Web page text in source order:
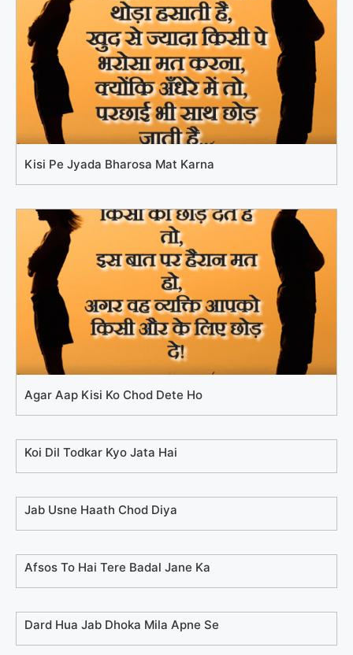
Kisi Pe Jyada Bharosa Mat Karna
Agar Aap Kisi Ko Chod Dete Ho
Koi Dil Todkar Kyo Jata Hai
Jab Usne Haath Chod Diya
Afsos To Hai Tere Badal Jane Ka
Dard Hua Jab Dhoka Mila Apne Se